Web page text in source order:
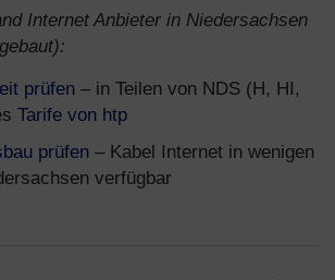
Internet Anbieter in Niedersachsen
prüfen – in Teilen von NDS (H, HI,
Tarife von htp
prüfen – Kabel Internet in wenigen
verfügbar